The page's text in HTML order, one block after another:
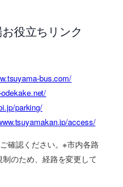
役立ちリンク
bus.com/
parking/
access/
確認ください。※市内各路
のため、経路を変更して